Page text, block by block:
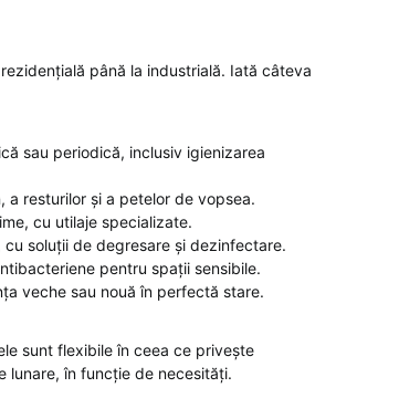
până la industrială. Iată câteva
sau periodică, inclusiv igienizarea
a resturilor și a petelor de vopsea.
cu utilaje specializate.
soluții de degresare și dezinfectare.
pentru spații sensibile.
veche sau nouă în perfectă stare.
sunt flexibile în ceea ce privește
lunare, în funcție de necesități.